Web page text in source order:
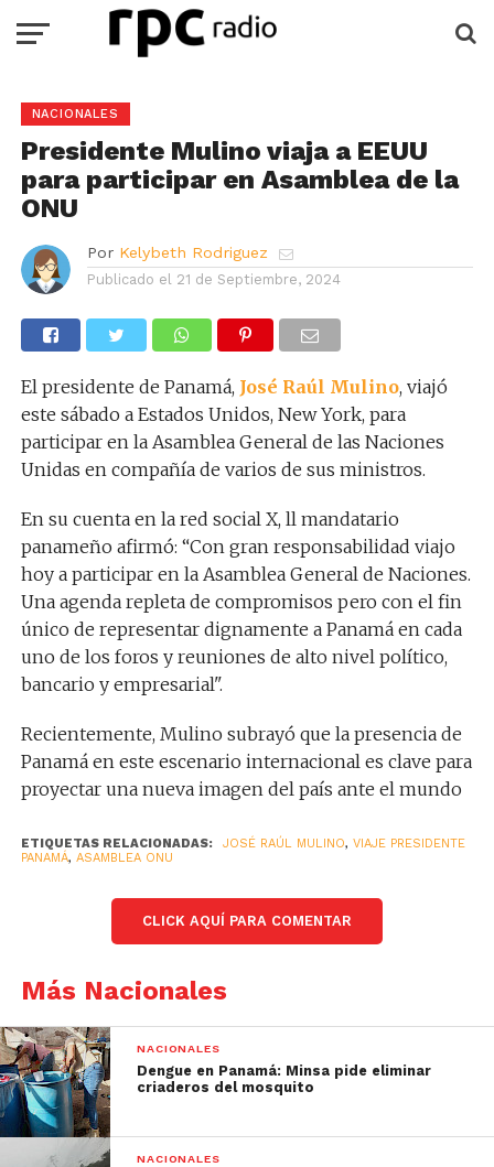
NACIONALES
Presidente Mulino viaja a EEUU
para participar en Asamblea de la
ONU
Por Kelybeth Rodriguez
Publicado el 21 de Septiembre, 2024
El presidente de Panamá, José Raúl Mulino, viajó
este sábado a Estados Unidos, New York, para
participar en la Asamblea General de las Naciones
Unidas en compañía de varios de sus ministros.
En su cuenta en la red social X, ll mandatario
panameño afirmó: “Con gran responsabilidad viajo
hoy a participar en la Asamblea General de Naciones.
Una agenda repleta de compromisos pero con el fin
único de representar dignamente a Panamá en cada
uno de los foros y reuniones de alto nivel político,
bancario y empresarial".
Recientemente, Mulino subrayó que la presencia de
Panamá en este escenario internacional es clave para
proyectar una nueva imagen del país ante el mundo
ETIQUETAS RELACIONADAS: JOSÉ RAÚL MULINO, VIAJE PRESIDENTE
PANAMÁ, ASAMBLEA ONU
CLICK AQUÍ PARA COMENTAR
Más Nacionales
NACIONALES
Dengue en Panamá: Minsa pide eliminar
criaderos del mosquito
NACIONALES